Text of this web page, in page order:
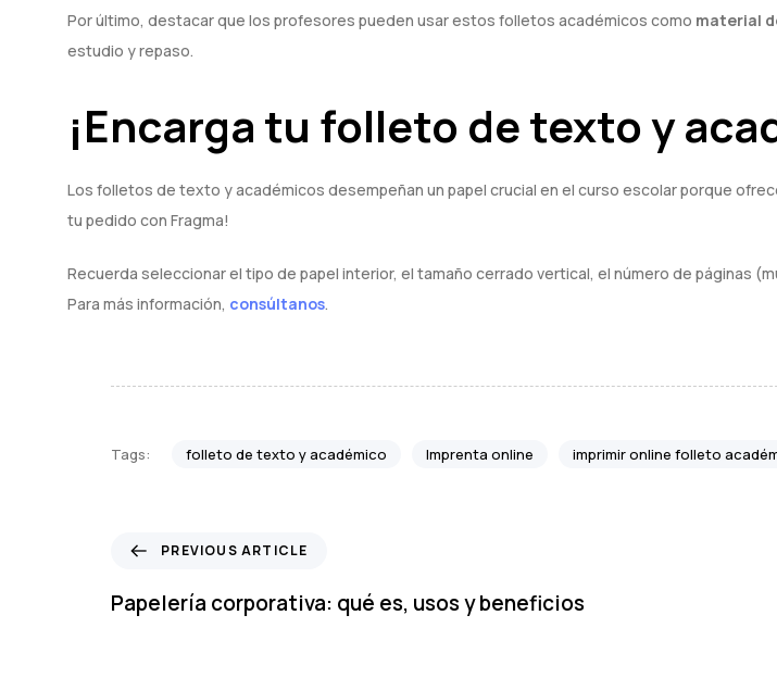
Por último, destacar que los profesores pueden usar estos folletos académicos como material
estudio y repaso.
¡Encarga tu folleto de texto y
Los folletos de texto y académicos desempeñan un papel crucial en el curso escolar porque
tu pedido con Fragma!
Recuerda seleccionar el tipo de papel interior, el tamaño cerrado vertical, el número de páginas
Para más información, consúltanos.
Tags: folleto de texto y académico Imprenta online imprimir online folleto
e
v
PREVIOUS ARTICLE
Papelería corporativa: qué es, usos y beneficios